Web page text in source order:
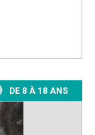
DE 8 À 18 ANS